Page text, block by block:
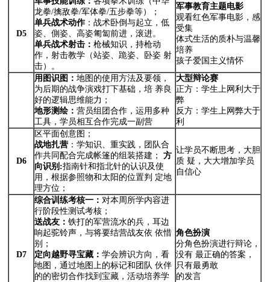
D5
龙拳/擒敌拳/军体拳/五步拳等）；
单兵战术动作：战术卧倒与起立，低
姿、側姿、高姿匍匐前进，滚进。
单兵战术射击：枪械知识，持枪动
作，射击教学（站姿、跪姿、卧姿 射
击）。
军事教育主题电影
观看红色军事电影，感
受集
体式生活的质朴与温馨
培养
孩子爱国主义情怀
用图识图：地图的使用方法及要领，
为后期的战争演戏打下基础，培 养良
好的逻辑思维能力；
地形测绘：营员组团合作，运用多种
工具，学员相互合作完成一副营
大型辩论赛
正方：学生上网利大于
弊
反方：学生上网弊大于
利
D6
区平面创意图；
战地扎营 ：学知识、重实践，团队合
作共同配合完成帐篷的组装搭建；方
向识别:指南针和指北针的认识及使
用，根据参照物和太阳的位置判 定地
理方位；
让学员不断思考，大胆
质 疑，大大增加学员
自信心
D7
综合训练考核一：对本周所学内容进
行阶段性测试考核；
送战友：铁打的军营流水的兵，耳边
响起驼铃声，与将要结营战友依 依惜
别；
定向越野寻宝藏：学会辨识方向，看
地图，通过地图上的标记和团队 伙伴
的的密切合作找到宝藏，活动培养学
角色扮演
分角色扮演进行辩论，
没有 最正确的答案，
只有最勇敢
的发言